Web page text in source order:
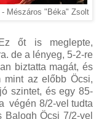
Mészáros "Béka" Zsolt
őt is meglepte,
de a lényeg, 5-2-re
biztatta magát, és
mint az előbb Öcsi,
szintet, és egy 85-
végén 8/2-vel tudta
Öcsi 7/2-vel